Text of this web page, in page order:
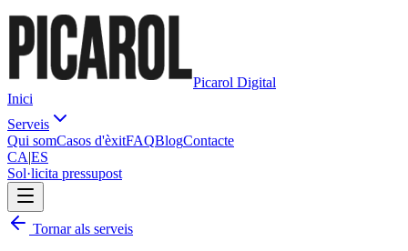
Picarol Digital
Inici
Serveis
Qui somCasos d'èxitFAQBlogContacte
CA|ES
Sol·licita pressupost
Tornar als serveis